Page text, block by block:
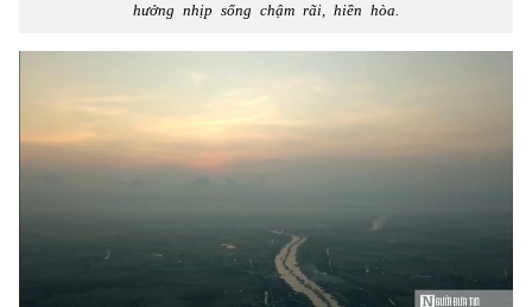
hưởng nhịp sống chậm rãi, hiền hòa.